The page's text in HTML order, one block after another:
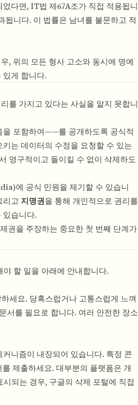
다면, IT법 제67A조가 직접 적용됩니
됩니다. 이 법률은 남녀를 불문하고 적
, 위의 모든 형사 고소와 동시에 명예
게 합니다.
를 가지고 있다는 사실을 알지 못합니
포함하여——를 공개하도록 공식적
는 데이터의 수정을 요청할 수 있는
영구적이고 돌이킬 수 없이 삭제하도
에 공식 민원을 제기할 수 있습니
리고 지명권을 통해 개인적으로 권리를
있습니다.
권을 주장하는 중요한 첫 번째 단계가
할 일을 아래에 안내합니다.
세요. 당혹스럽거나 고통스럽게 느껴
서를 필요로 합니다. 여러 안전한 장소
니즘이 내장되어 있습니다. 특정 콘
제출하세요. 대부분의 플랫폼은 개
되는 경우, 구글의 삭제 포털에 직접